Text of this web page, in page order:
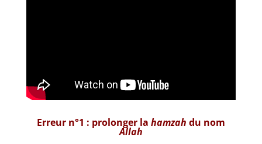
Erreur n°1 : prolonger la hamzah du nom
Allah